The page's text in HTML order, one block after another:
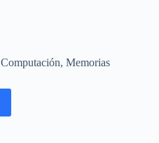
Computación, Memorias